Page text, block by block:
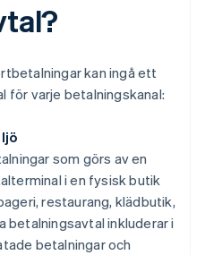
kan ingå ett
varje betalningskanal:
som görs av en
i en fysisk butik
restaurang, klädbutik,
betalningsavtal inkluderar i
betalningar och